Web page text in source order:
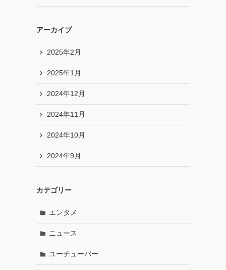
アーカイブ
2025年2月
2025年1月
2024年12月
2024年11月
2024年10月
2024年9月
カテゴリー
エンタメ
ニュース
ユーチューバー